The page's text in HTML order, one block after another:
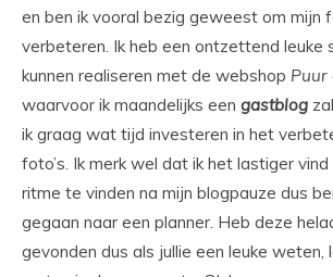
en ben ik vooral bezig geweest om mijn
verbeteren. Ik heb een ontzettend leuke
kunnen realiseren met de webshop Puur
waarvoor ik maandelijks een gastblog
ik graag wat tijd investeren in het
foto’s. Ik merk wel dat ik het lastiger
ritme te vinden na mijn blogpauze dus
gegaan naar een planner. Heb deze
gevonden dus als jullie een leuke weten,